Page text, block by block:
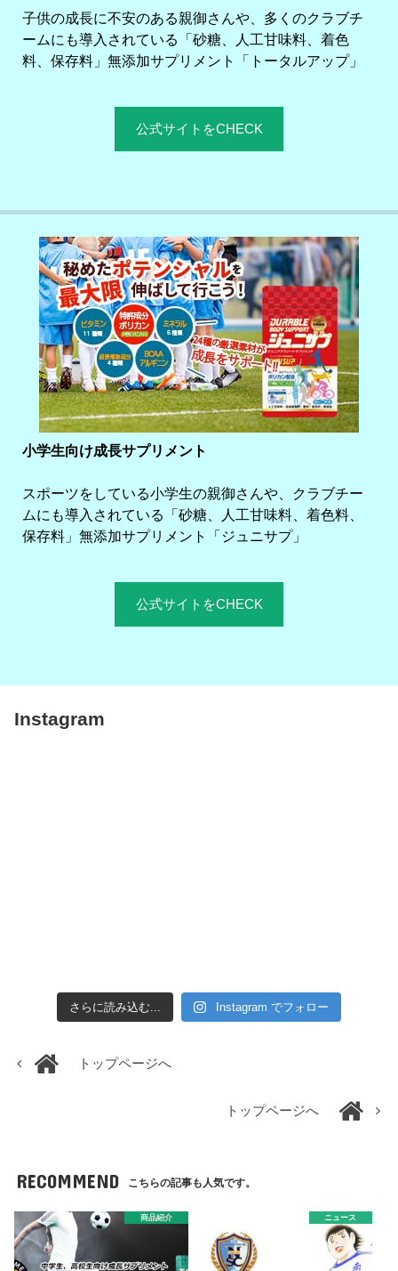
子供の成長に不安のある親御さんや、多くのクラブチ
ームにも導入されている「砂糖、人工甘味料、着色
料、保存料」無添加サプリメント「トータルアップ」
公式サイトをCHECK
小学生向け成長サプリメント
スポーツをしている小学生の親御さんや、クラブチー
ムにも導入されている「砂糖、人工甘味料、着色料、
保存料」無添加サプリメント「ジュニサプ」
公式サイトをCHECK
Instagram
さらに読み込む... Instagram でフォロー
トップページへ
トップページへ
RECOMMEND こちらの記事も人気です。
商品紹介 ニュース